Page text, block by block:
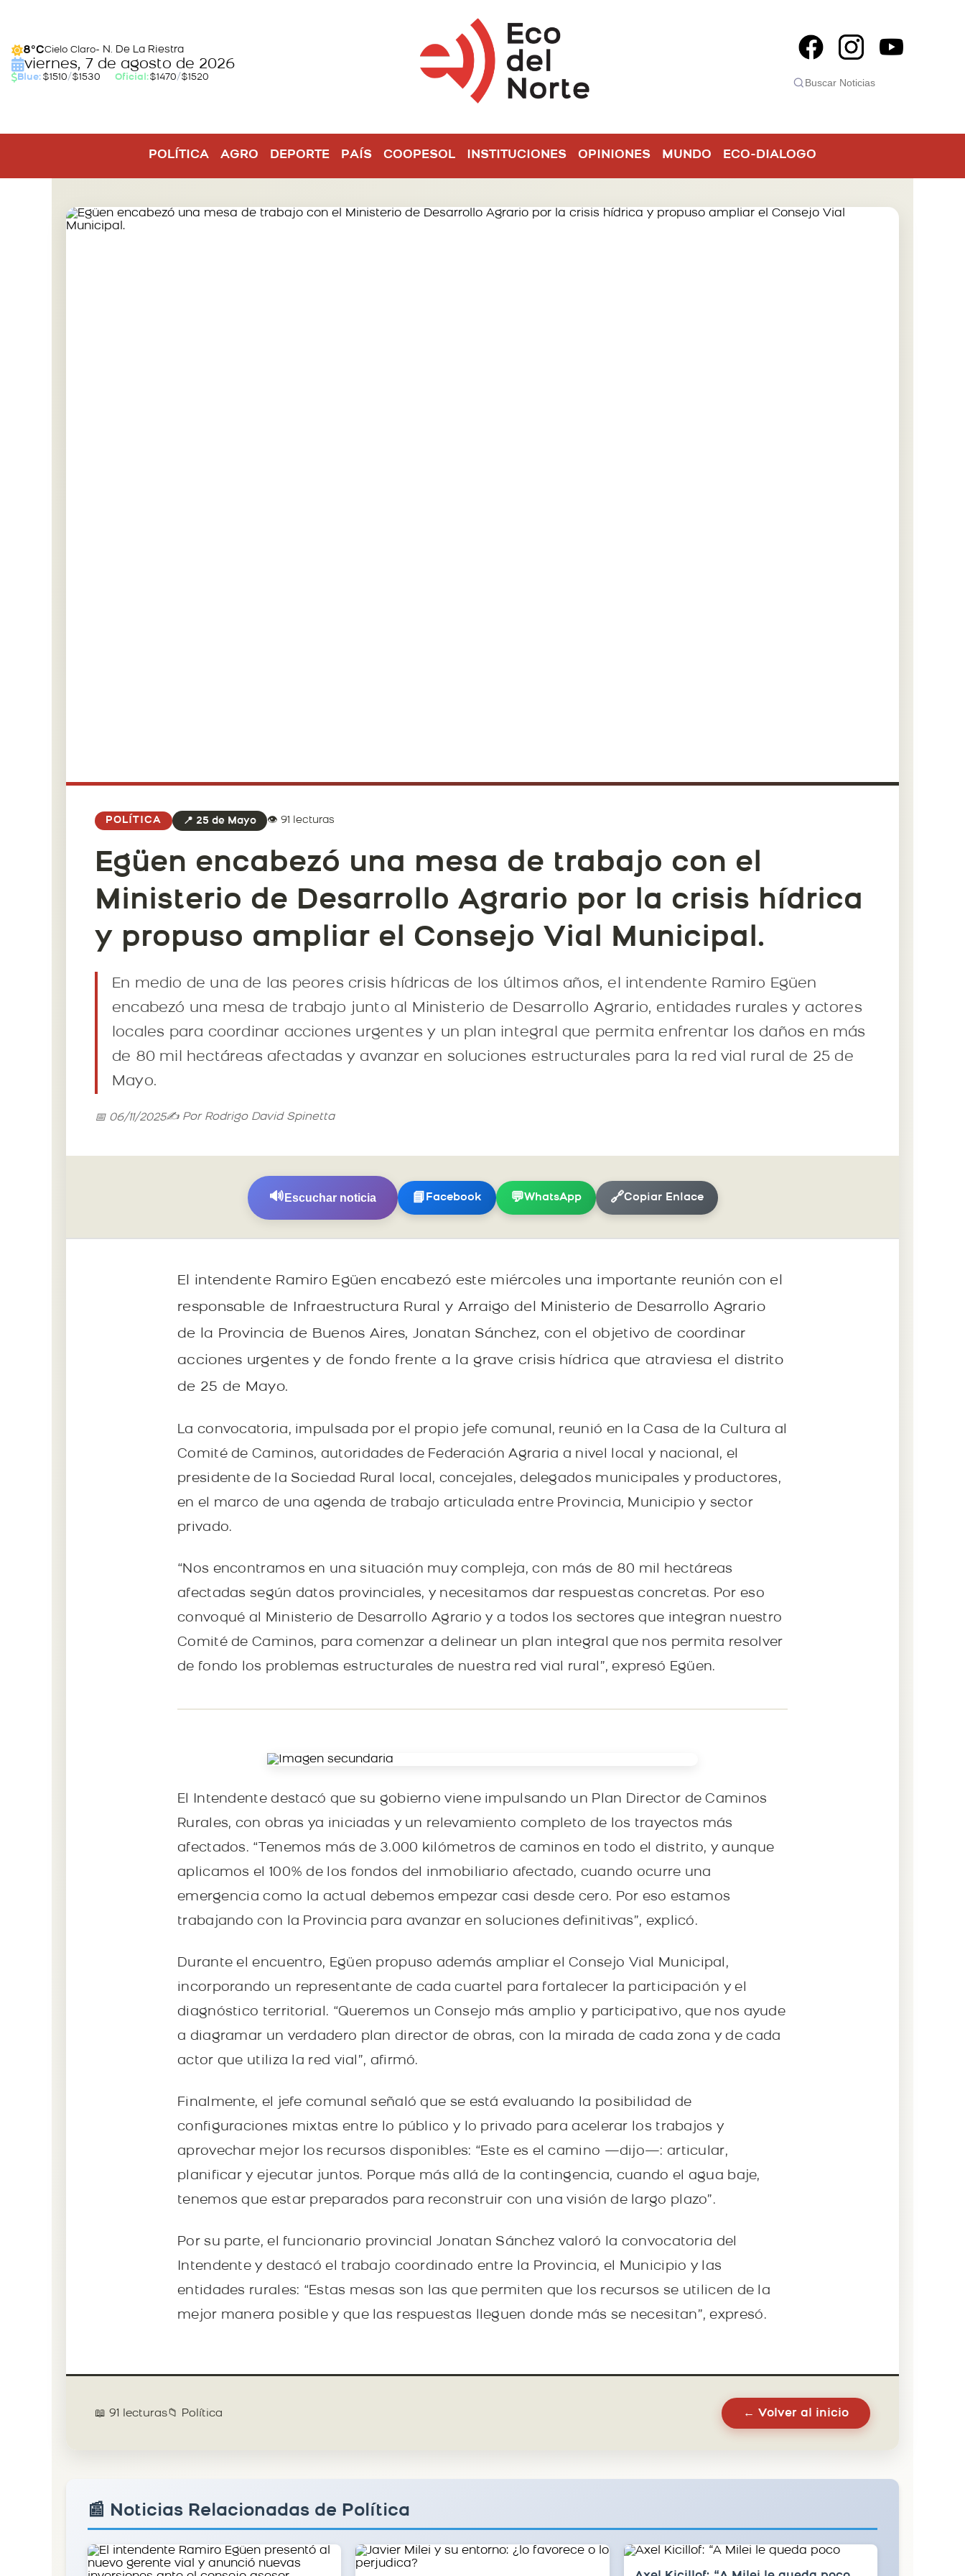
8°CCielo Claro- N. De La Riestra
viernes, 7 de agosto de 2026
Blue: $1510/$1530 Oficial:$1470/$1520
POLÍTICA AGRO DEPORTE PAÍS COOPESOL INSTITUCIONES OPINIONES MUNDO ECO-DIALOGO
POLÍTICA 📍 25 de Mayo 👁️ 91 lecturas
Egüen encabezó una mesa de trabajo con el
Ministerio de Desarrollo Agrario por la crisis hídrica
y propuso ampliar el Consejo Vial Municipal.
En medio de una de las peores crisis hídricas de los últimos años, el intendente Ramiro Egüen
encabezó una mesa de trabajo junto al Ministerio de Desarrollo Agrario, entidades rurales y actores
locales para coordinar acciones urgentes y un plan integral que permita enfrentar los daños en más
de 80 mil hectáreas afectadas y avanzar en soluciones estructurales para la red vial rural de 25 de
Mayo.
📅 06/11/2025✍️ Por Rodrigo David Spinetta
🔊 Escuchar noticia 📘 Facebook 💬WhatsApp 🔗Copiar Enlace
El intendente Ramiro Egüen encabezó este miércoles una importante reunión con el
responsable de Infraestructura Rural y Arraigo del Ministerio de Desarrollo Agrario
de la Provincia de Buenos Aires, Jonatan Sánchez, con el objetivo de coordinar
acciones urgentes y de fondo frente a la grave crisis hídrica que atraviesa el distrito
de 25 de Mayo.
La convocatoria, impulsada por el propio jefe comunal, reunió en la Casa de la Cultura al
Comité de Caminos, autoridades de Federación Agraria a nivel local y nacional, el
presidente de la Sociedad Rural local, concejales, delegados municipales y productores,
en el marco de una agenda de trabajo articulada entre Provincia, Municipio y sector
privado.
“Nos encontramos en una situación muy compleja, con más de 80 mil hectáreas
afectadas según datos provinciales, y necesitamos dar respuestas concretas. Por eso
convoqué al Ministerio de Desarrollo Agrario y a todos los sectores que integran nuestro
Comité de Caminos, para comenzar a delinear un plan integral que nos permita resolver
de fondo los problemas estructurales de nuestra red vial rural”, expresó Egüen.
El Intendente destacó que su gobierno viene impulsando un Plan Director de Caminos
Rurales, con obras ya iniciadas y un relevamiento completo de los trayectos más
afectados. “Tenemos más de 3.000 kilómetros de caminos en todo el distrito, y aunque
aplicamos el 100% de los fondos del inmobiliario afectado, cuando ocurre una
emergencia como la actual debemos empezar casi desde cero. Por eso estamos
trabajando con la Provincia para avanzar en soluciones definitivas”, explicó.
Durante el encuentro, Egüen propuso además ampliar el Consejo Vial Municipal,
incorporando un representante de cada cuartel para fortalecer la participación y el
diagnóstico territorial. “Queremos un Consejo más amplio y participativo, que nos ayude
a diagramar un verdadero plan director de obras, con la mirada de cada zona y de cada
actor que utiliza la red vial”, afirmó.
Finalmente, el jefe comunal señaló que se está evaluando la posibilidad de
configuraciones mixtas entre lo público y lo privado para acelerar los trabajos y
aprovechar mejor los recursos disponibles: “Este es el camino —dijo—: articular,
planificar y ejecutar juntos. Porque más allá de la contingencia, cuando el agua baje,
tenemos que estar preparados para reconstruir con una visión de largo plazo”.
Por su parte, el funcionario provincial Jonatan Sánchez valoró la convocatoria del
Intendente y destacó el trabajo coordinado entre la Provincia, el Municipio y las
entidades rurales: “Estas mesas son las que permiten que los recursos se utilicen de la
mejor manera posible y que las respuestas lleguen donde más se necesitan”, expresó.
📖 91 lecturas📁 Política ← Volver al inicio
📰 Noticias Relacionadas de Política